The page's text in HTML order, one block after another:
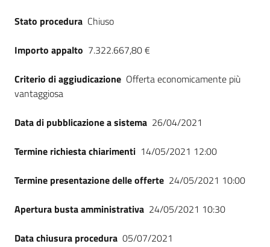
Stato procedura Chiuso
Importo appalto 7.322.667,80 €
Criterio di aggiudicazione Offerta economicamente più
vantaggiosa
Data di pubblicazione a sistema 26/04/2021
Termine richiesta chiarimenti 14/05/2021 12:00
Termine presentazione delle offerte 24/05/2021 10:00
Apertura busta amministrativa 24/05/2021 10:30
Data chiusura procedura 05/07/2021